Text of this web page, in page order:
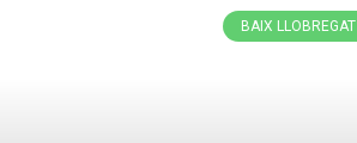
BAIX LLOBREGAT